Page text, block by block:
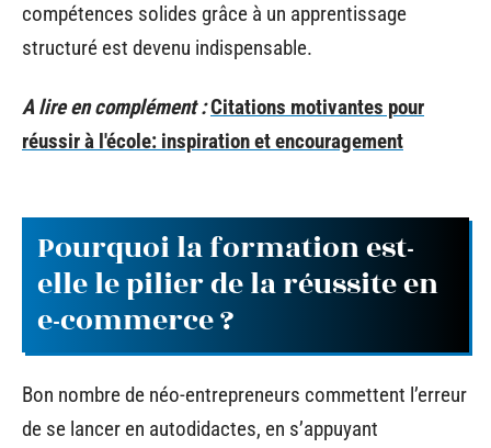
compétences solides grâce à un apprentissage
structuré est devenu indispensable.
A lire en complément :Citations motivantes pour
réussir à l'école: inspiration et encouragement
Pourquoi la formation est-
elle le pilier de la réussite en
e-commerce ?
Bon nombre de néo-entrepreneurs commettent l’erreur
de se lancer en autodidactes, en s’appuyant